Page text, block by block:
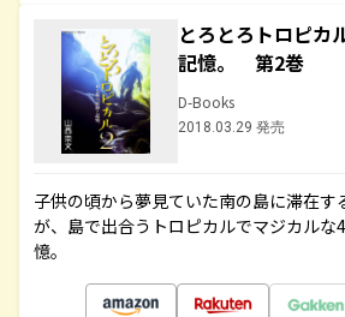
とろとろトロピ
記憶。 第2巻
D-Books
2018.03.29 発売
子供の頃から夢見ていた南の島に滞在す
が、島で出合うトロピカルでマジカルな
憶。